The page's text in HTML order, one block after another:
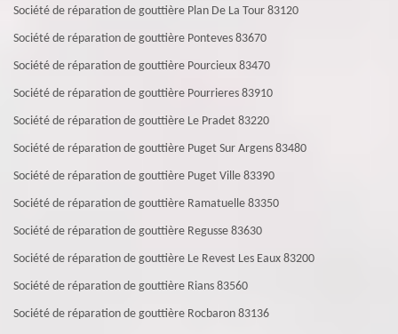
Société de réparation de gouttière Plan De La Tour 83120
Société de réparation de gouttière Ponteves 83670
Société de réparation de gouttière Pourcieux 83470
Société de réparation de gouttière Pourrieres 83910
Société de réparation de gouttière Le Pradet 83220
Société de réparation de gouttière Puget Sur Argens 83480
Société de réparation de gouttière Puget Ville 83390
Société de réparation de gouttière Ramatuelle 83350
Société de réparation de gouttière Regusse 83630
Société de réparation de gouttière Le Revest Les Eaux 83200
Société de réparation de gouttière Rians 83560
Société de réparation de gouttière Rocbaron 83136